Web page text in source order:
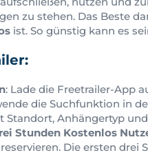
zu stehen. Das Beste
ist. So günstig kann es
: Lade die Freetrailer-App
die Suchfunktion in
Standort, Anhängertyp
Stunden Kostenlos
reservieren. Die ersten drei